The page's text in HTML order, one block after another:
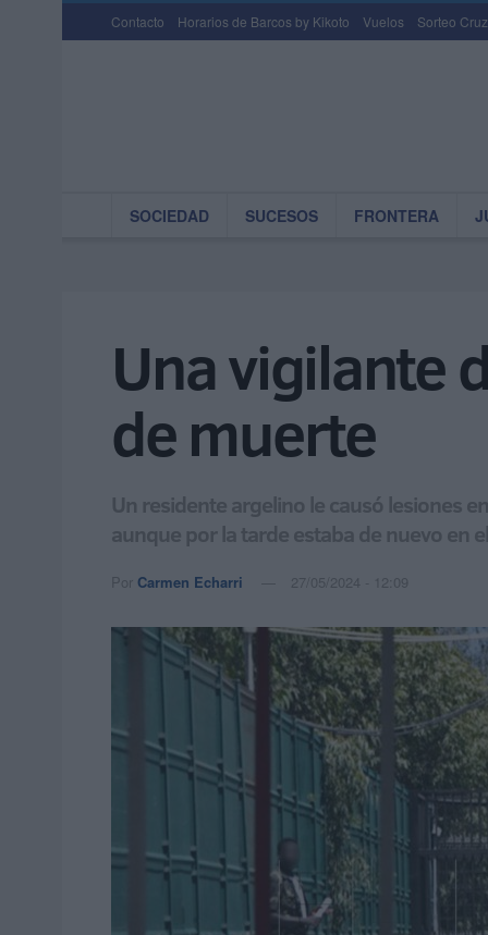
Contacto Horarios de Barcos by Kikoto Vuelos Sorteo
SOCIEDAD SUCESOS FRONTERA
Una vigilante
de muerte
Un residente argelino le causó lesiones
aunque por la tarde estaba de nuevo en
Por Carmen Echarri 27/05/2024 - 12:09